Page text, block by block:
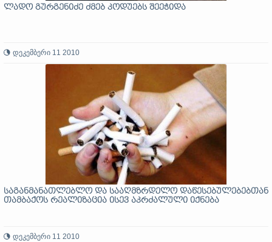
ლადო გურგენიძე ძმებ კოდუებს შეეჭიდა
დეკემბერი 11 2010
საგანმანათლებლო და სააღმზრდელო დაწესებულებებთან
თამბაქოს რეალიზაცია ისევ აკრძალული იქნება
დეკემბერი 11 2010